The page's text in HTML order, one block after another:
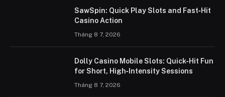
SawSpin: Quick Play Slots and Fast‑Hit
Casino Action
Tháng 8 7, 2026
Dolly Casino Mobile Slots: Quick‑Hit Fun
for Short, High‑Intensity Sessions
Tháng 8 7, 2026